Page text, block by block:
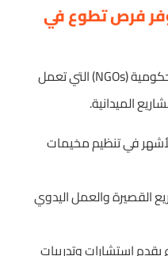
فرص تطوع في
هناك العديد من المنظمات غير الحكومية (NGOs) التي تعمل
الميدانية.
في تنظيم مخيمات
القصيرة والعمل اليدوي
استشارات وتدريبات